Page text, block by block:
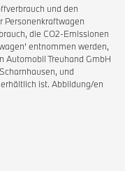
und den
Personenkraftwagen
die CO2-Emissionen
entnommen werden,
Automobil Treuhand GmbH
und
ist. Abbildung/en